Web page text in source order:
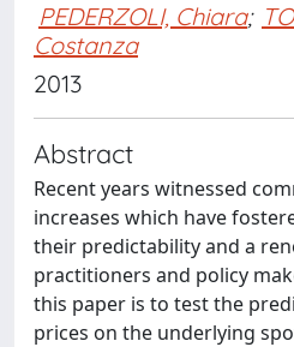
PEDERZOLI, Chiara;
Costanza
2013
Abstract
Recent years witnessed
increases which have
their predictability and a
practitioners and policy
this paper is to test the
prices on the underlying